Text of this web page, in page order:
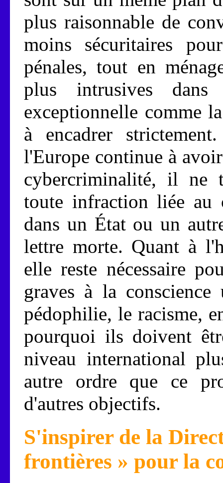
plus raisonnable de
moins sécuritaires
pénales, tout en
plus intrusives
exceptionnelle comme
à encadrer
l'Europe continue à
cybercriminalité, il ne
toute infraction liée au
dans un État ou un
lettre morte. Quant à
elle reste nécessaire
graves à la
pédophilie, le racisme,
pourquoi ils doivent
niveau international
autre ordre que ce
d'autres objectifs.
S'inspirer de la
frontières » pour la